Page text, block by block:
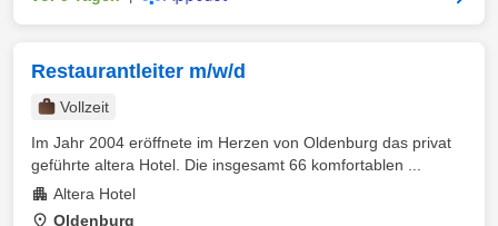
Restaurantleiter m/w/d
Vollzeit
Im Jahr 2004 eröffnete im Herzen von Oldenburg das privat
geführte altera Hotel. Die insgesamt 66 komfortablen ...
Altera Hotel
Oldenburg